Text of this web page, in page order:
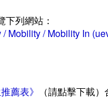
列網站：
Mobility / Mobility In
薦表》
（請點擊下載